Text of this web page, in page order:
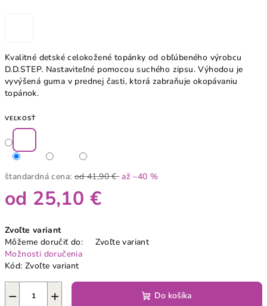
Kvalitné detské celokožené topánky od obľúbeného výrobcu
D.D.STEP. Nastaviteľné pomocou suchého zipsu. Výhodou je
vyvýšená guma v prednej časti, ktorá zabraňuje okopávaniu
topánok.
VEĽKOSŤ
štandardná cena: od 41,90 € až –40 %
od 25,10 €
cena:
Zvoľte variant
Môžeme doručiť do:
Zvoľte variant
Možnosti doručenia
Kód: Zvoľte variant
+
− Do košíka